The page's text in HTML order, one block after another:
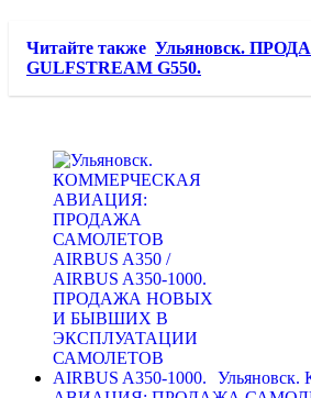
Читайте также Ульяновск.
GULFSTREAM G550.